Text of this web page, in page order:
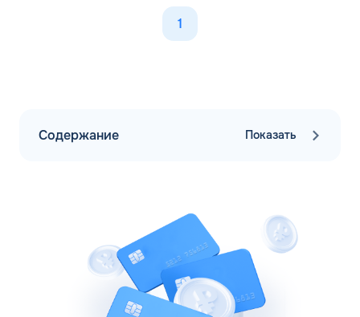
1
Содержание Показать